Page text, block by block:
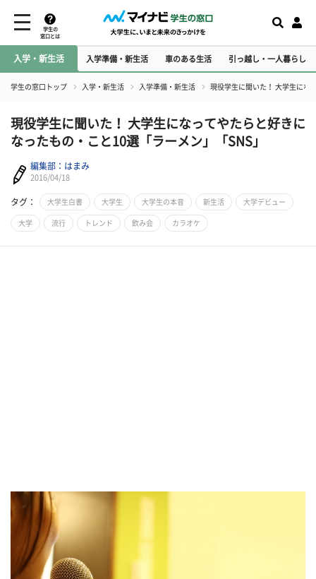
学生の
窓口とは
入学・新生活 入学準備・新生活 車のある生活 引っ越し・一人暮らし
学生の窓口トップ 入学・新生活 入学準備・新生活 現役学生に聞いた！ 大学生にな
現役学生に聞いた！ 大学生になってやたらと好きに
なったもの・こと10選「ラーメン」「SNS」
編集部：はまみ
2016/04/18
タグ： 大学生白書 大学生 大学生の本音 新生活 大学デビュー
大学 流行 トレンド 飲み会 カラオケ